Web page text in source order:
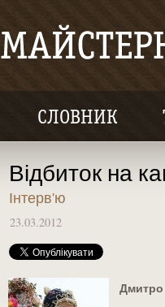
СЛОВНИК
Відбиток на
Інтерв'ю
23.03.2012